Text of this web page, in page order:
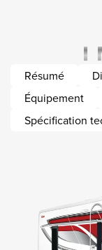
Résumé
Équipement
Spécification